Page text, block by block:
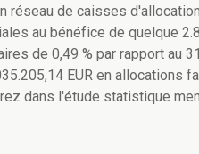
réseau de caisses
au bénéfice de quelque
de 0,49 % par rapport au
EUR en allocations
dans l'étude statistique